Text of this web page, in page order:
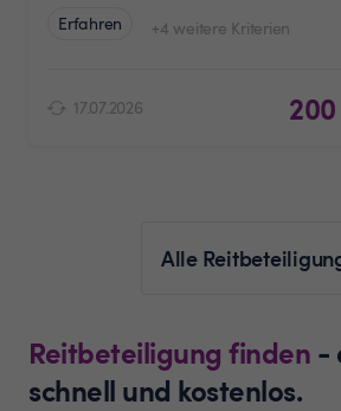
Erfahren
+4 weitere Kriterien
17.07.2026
Alle
Reitbeteiligung finden -
schnell und kostenlos.